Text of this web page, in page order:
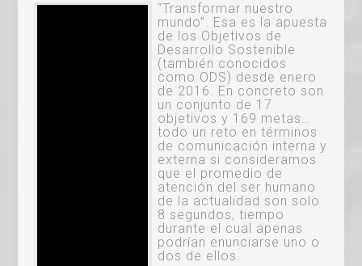
“Transformar nuestro
mundo”. Esa es la apuesta
de los Objetivos de
Desarrollo Sostenible
(también conocidos
como ODS) desde enero
de 2016. En concreto son
un conjunto de 17
objetivos y 169 metas…
todo un reto en términos
de comunicación interna y
externa si consideramos
que el promedio de
atención del ser humano
de la actualidad son solo
8 segundos, tiempo
durante el cual apenas
podrían enunciarse uno o
dos de ellos.